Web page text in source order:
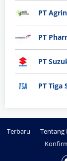
PT
PT
PT
PT
Terbaru Tentang